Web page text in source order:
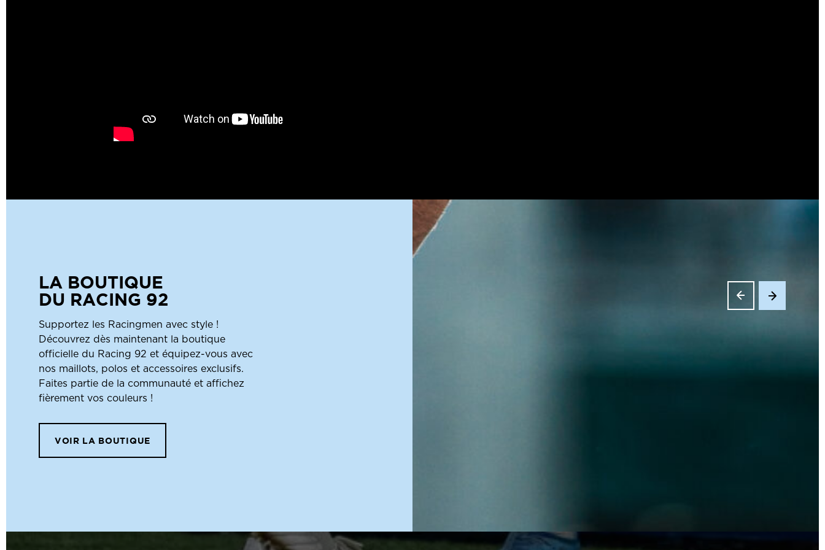
LA BOUTIQUE
DU RACING 92
Supportez les Racingmen avec style !
Découvrez dès maintenant la boutique
officielle du Racing 92 et équipez-vous avec
nos maillots, polos et accessoires exclusifs.
Faites partie de la communauté et affichez
fièrement vos couleurs !
VOIR LA BOUTIQUE